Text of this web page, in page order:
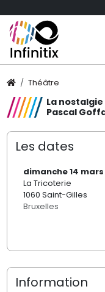
Théâtre
La
Pascal
Les dates
dimanche 14 mars
La Tricoterie
1060 Saint-Gilles
Bruxelles
Information